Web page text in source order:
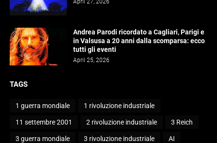
April 27, 2026
Andrea Parodi ricordato a Cagliari, Parigi e
in Valsusa a 20 anni dalla scomparsa: ecco
tutti gli eventi
April 25, 2026
TAGS
1 guerra mondiale 1 rivoluzione industriale
11 settembre 2001 2 rivoluzione industriale 3 Reich
3 guerra mondiale 3 rivoluzione industriale AI